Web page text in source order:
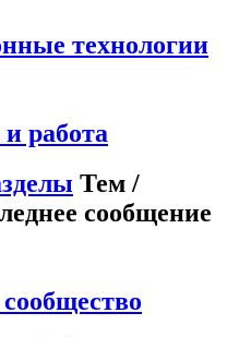
технологии
работа
Тем /
сообщение